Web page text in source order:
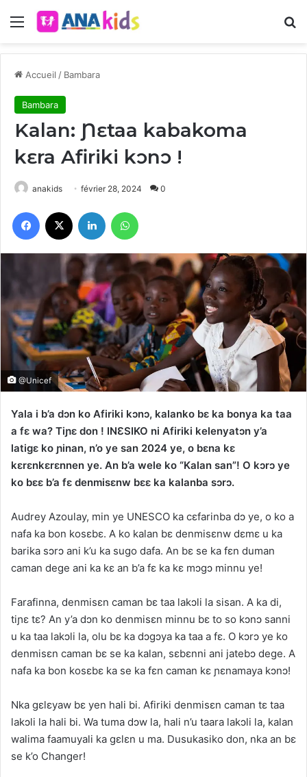
Menu
Accueil / Bambara
Bambara
Kalan: Ɲɛtaa kabakoma
kɛra Afiriki kɔnɔ !
anakids février 28, 2024 0
Facebook Linkedin
@Unicef
Yala i b’a dɔn ko Afiriki kɔnɔ, kalanko bɛ ka bonya ka taa
a fɛ wa? Tiɲɛ don ! INƐSIKO ni Afiriki kelenyatɔn y’a
latigɛ ko ɲinan, n’o ye san 2024 ye, o bɛna kɛ
kɛrɛnkɛrɛnnen ye. An b’a wele ko “Kalan san”! O kɔrɔ ye
ko bɛɛ b’a fɛ denmisɛnw bɛɛ ka kalanba sɔrɔ.
Audrey Azoulay, min ye UNESCO ka cɛfarinba dɔ ye, o ko a
nafa ka bon kosɛbɛ. A ko kalan bɛ denmisɛnw dɛmɛ u ka
barika sɔrɔ ani k’u ka sugo dafa. An bɛ se ka fɛn duman
caman dege ani ka kɛ an b’a fɛ ka kɛ mɔgɔ minnu ye!
Farafinna, denmisɛn caman bɛ taa lakɔli la sisan. A ka di,
tiɲɛ tɛ? An y’a dɔn ko denmisɛn minnu bɛ to so kɔnɔ sanni
u ka taa lakɔli la, olu bɛ ka dɔgɔya ka taa a fɛ. O kɔrɔ ye ko
denmisɛn caman bɛ se ka kalan, sɛbɛnni ani jatebɔ dege. A
nafa ka bon kosɛbɛ ka se ka fɛn caman kɛ ɲɛnamaya kɔnɔ!
Nka gɛlɛyaw bɛ yen hali bi. Afiriki denmisɛn caman tɛ taa
lakɔli la hali bi. Wa tuma dɔw la, hali n’u taara lakɔli la, kalan
walima faamuyali ka gɛlɛn u ma. Dusukasiko don, nka an bɛ
se k’o Changer!